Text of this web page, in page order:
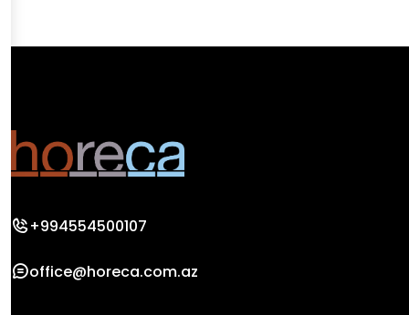
+994554500107
office@horeca.com.az